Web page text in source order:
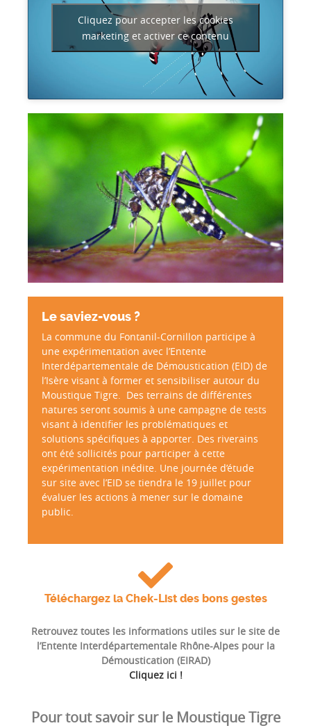
Cliquez pour accepter les cookies
marketing et activer ce contenu
Le saviez-vous ?
La commune du Fontanil-Cornillon participe à
une expérimentation avec l’Entente
Interdépartementale de Démoustication (EID) de
l’Isère visant à former et sensibiliser autour du
Moustique Tigre. Des terrains de différentes
natures seront soumis à une campagne de tests
visant à identifier les problématiques et
solutions spécifiques à apporter. Des riverains
ont été sollicités pour participer à cette
expérimentation inédite. Une journée d’étude
sur site avec l’EID se tiendra le 19 juillet pour
évaluer les actions à mener sur le domaine
public.
Téléchargez la Chek-List des bons gestes
Retrouvez toutes les informations utiles sur le site de
l’Entente Interdépartementale Rhône-Alpes pour la
Démoustication (EIRAD)
Cliquez ici !
Pour tout savoir sur le Moustique Tigre